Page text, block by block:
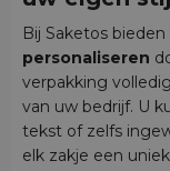
Bij Saketos
personaliseren
verpakking
van uw bedrijf. U
tekst of zelfs
elk zakje een